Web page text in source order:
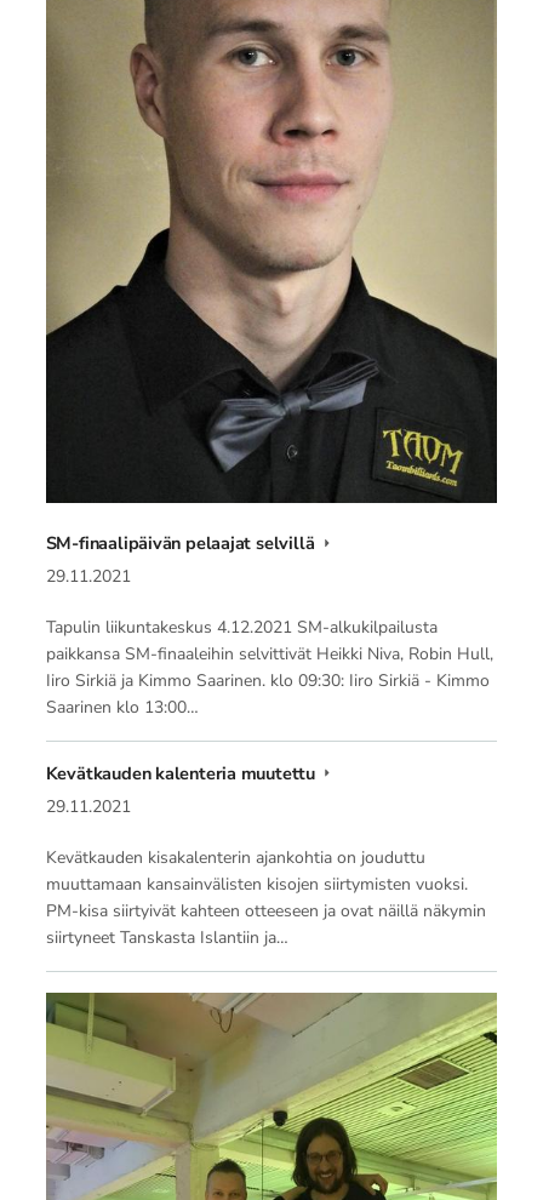
SM-finaalipäivän pelaajat selvillä
29.11.2021
Tapulin liikuntakeskus 4.12.2021 SM-alkukilpailusta
paikkansa SM-finaaleihin selvittivät Heikki Niva, Robin Hull,
Iiro Sirkiä ja Kimmo Saarinen. klo 09:30: Iiro Sirkiä - Kimmo
Saarinen klo 13:00…
Kevätkauden kalenteria muutettu
29.11.2021
Kevätkauden kisakalenterin ajankohtia on jouduttu
muuttamaan kansainvälisten kisojen siirtymisten vuoksi.
PM-kisa siirtyivät kahteen otteeseen ja ovat näillä näkymin
siirtyneet Tanskasta Islantiin ja…